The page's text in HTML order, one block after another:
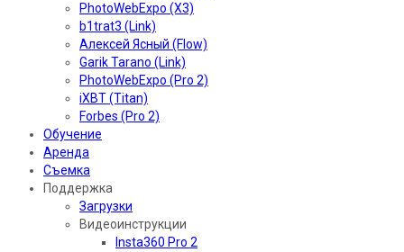
PhotoWebExpo (X3)
b1trat3 (Link)
Алексей Ясный (Flow)
Garik Tarano (Link)
PhotoWebExpo (Pro 2)
iXBT (Titan)
Forbes (Pro 2)
Обучение
Аренда
Съемка
Поддержка
Загрузки
Видеоинструкции
Insta360 Pro 2